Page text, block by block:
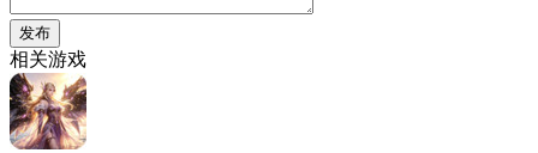
发布
相关游戏